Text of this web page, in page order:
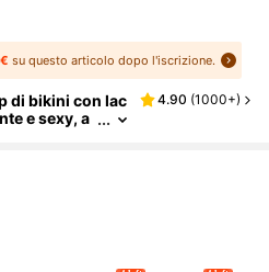
su questo articolo dopo l'iscrizione.
di bikini con lac
e sexy, a
4.90 (1000+)